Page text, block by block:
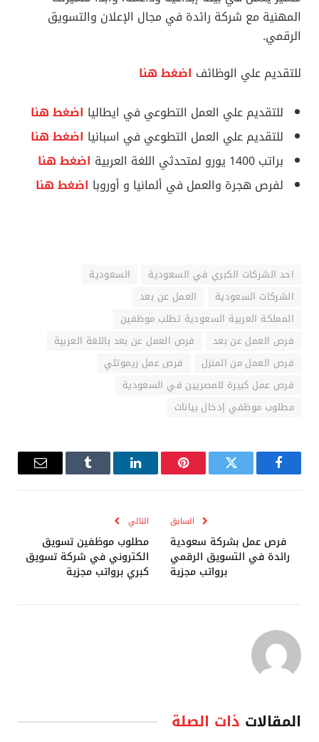
المهنية مع شركة رائدة في مجال الإعلان والتسويق
الرقمي.
للتقديم علي الوظائف اضغط هنا
للتقديم علي العمل التطوعي في ايطاليا اضغط هنا
للتقديم علي العمل التطوعي في اسبانيا اضغط هنا
براتب 1400 يورو لمتحدثي اللغة العربية
اضغط هنا
لفرص هجرة والعمل في ألمانيا و أوروبا اضغط هنا
احد الشركات الكبري في السعودية
السعودية
الشركات السعودية
العمل عن بعد
المملكة العربية السعودية تطلب موظفين
فرص العمل عن بعد
فرص العمل عن بعد باللغة العربية
فرص العمل من المنزل
فرص عمل ريموتلي
فرص عمل كبيرة للمصريين في السعودية
مطلوب موظفي إدخال بيانات
فيسبوك تويتر بينتيريستلينكدإن Tumblr
البريد
السابق
فرص عمل بشركة سعودية
رائدة في التسويق الرقمي
برواتب مجزية
التالي
مطلوب موظفين تسويق
الكتروني في شركة تسويق
كبري برواتب مجزية
المقالات ذات الصلة